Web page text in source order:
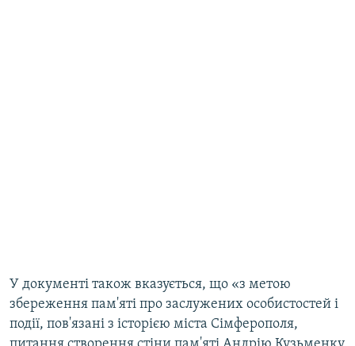
У документі також вказується, що «з метою
збереження пам'яті про заслужених особистостей і
події, пов'язані з історією міста Сімферополя,